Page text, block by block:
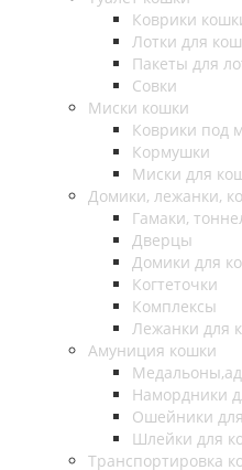
Коврики
Лотки для
Пакеты для
Совки
Миски кошки
Коврики под
Кормушки
Миски для
Домики, лежанки,
Гамаки,
Дверцы
Домики для
Когтеточки
Комплексы
Лежанки для
Амуниция кошки
Намордники
Ошейники
Шлейки для
Транспортировка